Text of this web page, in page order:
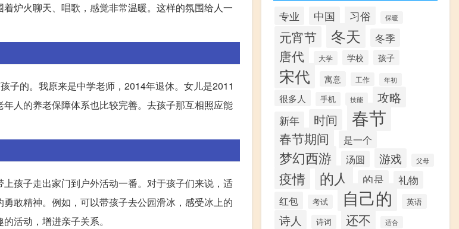
炉火聊天、唱歌，感觉非常温暖。这样的氛围给人一
子的。我原来是中学老师，2014年退休。女儿是2011
人的养老保障体系也比较完善。去孩子那互相照应能
孩子走出家门到户外活动一番。对于孩子们来说，适
敢精神。例如，可以带孩子去公园滑冰，感受冰上的
活动，增进亲子关系。
专业 中国 习俗 保暖
元宵节 冬天 冬季
唐代 大学 学校 孩子
宋代 寓意 工作 年初
很多人 手机 技能 攻略
新年 时间 春节
春节期间 是一个
梦幻西游 汤圆 游戏 父母
疫情 的人 的是
礼物
红包
考试 自己的 英语
诗人 诗词 还不 适合